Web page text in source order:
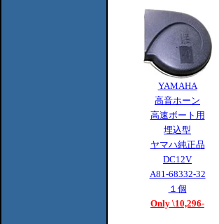
YAMAHA
高音ホーン
高速ボート用
埋込型
ヤマハ純正品
DC12V
A81-68332-32
１個
Only \10,296-